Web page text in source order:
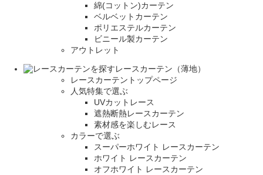
綿(コットン)カーテン
ベルベットカーテン
ポリエステルカーテン
ビニール製カーテン
アウトレット
レースカーテン（薄地）
レースカーテントップページ
人気特集で選ぶ
UVカットレース
遮熱断熱レースカーテン
素材感を楽しむレース
カラーで選ぶ
スーパーホワイト レースカーテン
ホワイト レースカーテン
オフホワイト レースカーテン